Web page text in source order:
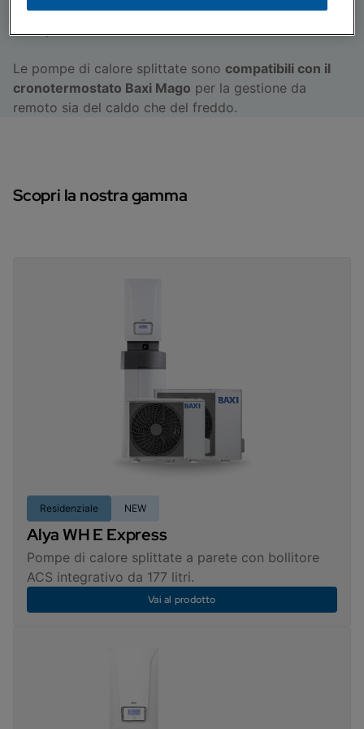
e offre un bollitore da 190 litri, garantendo
Le pompe di calore splittate sono compatibili con il
cronotermostato Baxi Mago per la gestione da
remoto sia del caldo che del freddo.
Scopri la nostra gamma
Residenziale NEW
Alya WH E Express
Pompe di calore splittate a parete con bollitore
ACS integrativo da 177 litri.
Vai al prodotto